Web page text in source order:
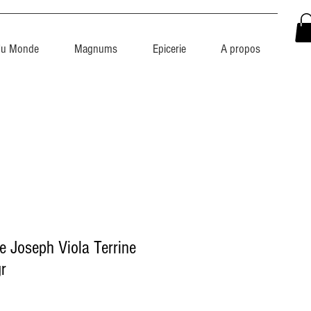
Monde Magnums Epicerie A propos
Joseph Viola Terrine